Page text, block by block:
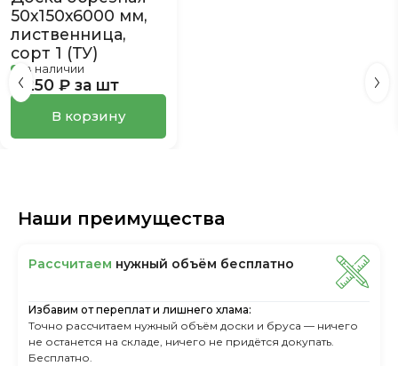
50х150х6000 мм,
лиственница,
сорт 1 (ТУ)
в наличии
2 250 ₽ за шт
В корзину
Наши преимущества
Рассчитаем нужный объём бесплатно
Избавим от переплат и лишнего хлама:
Точно рассчитаем нужный объём доски и бруса — ничего
не останется на складе, ничего не придётся докупать.
Бесплатно.